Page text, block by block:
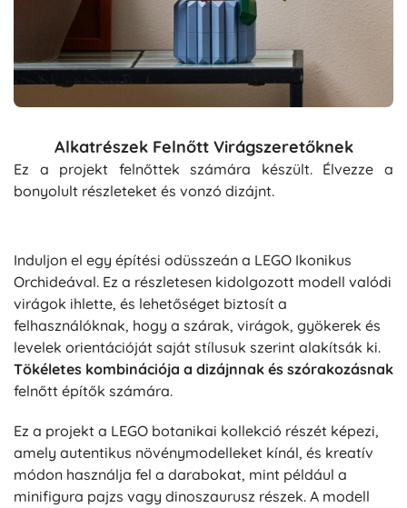
Alkatrészek Felnőtt Virágszeretőknek
Ez a projekt felnőttek számára készült. Élvezze a
bonyolult részleteket és vonzó dizájnt.
Induljon el egy építési odüsszeán a LEGO Ikonikus
Orchideával. Ez a részletesen kidolgozott modell valódi
virágok ihlette, és lehetőséget biztosít a
felhasználóknak, hogy a szárak, virágok, gyökerek és
levelek orientációját saját stílusuk szerint alakítsák ki.
Tökéletes kombinációja a dizájnnak és szórakozásnak
felnőtt építők számára.
Ez a projekt a LEGO botanikai kollekció részét képezi,
amely autentikus növénymodelleket kínál, és kreatív
módon használja fel a darabokat, mint például a
minifigura pajzs vagy dinoszaurusz részek. A modell